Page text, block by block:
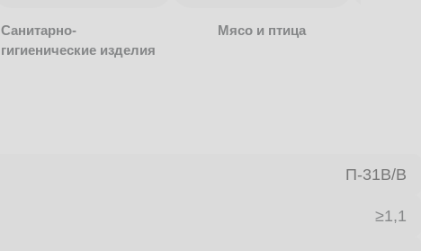
Санитарно-
гигиенические изделия
Мясо и птица
П-31В/B
≥1,1